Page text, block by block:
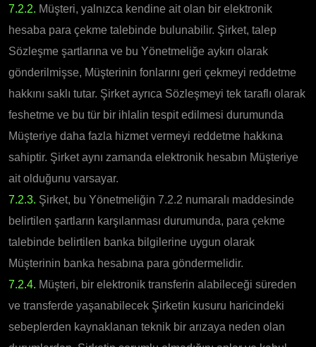
7.2.2. Müşteri, yalnızca kendine ait olan bir elektronik
hesaba para çekme talebinde bulunabilir. Şirket, talep
Sözleşme şartlarına ve bu Yönetmeliğe aykırı olarak
gönderilmişse, Müşterinin fonlarını geri çekmeyi reddetme
hakkını saklı tutar. Şirket ayrıca Sözleşmeyi tek taraflı olarak
feshetme ve bu tür bir ihlalin tespit edilmesi durumunda
Müşteriye daha fazla hizmet vermeyi reddetme hakkına
sahiptir. Şirket aynı zamanda elektronik hesabın Müşteriye
ait olduğunu varsayar.
7.2.3. Şirket, bu Yönetmeliğin 7.2.2 numaralı maddesinde
belirtilen şartların karşılanması durumunda, para çekme
talebinde belirtilen banka bilgilerine uygun olarak
Müşterinin banka hesabına para göndermelidir.
7.2.4. Müşteri, bir elektronik transferin alabileceği süreden
ve transferde yaşanabilecek Şirketin kusuru haricindeki
sebeplerden kaynaklanan teknik bir arızaya neden olan